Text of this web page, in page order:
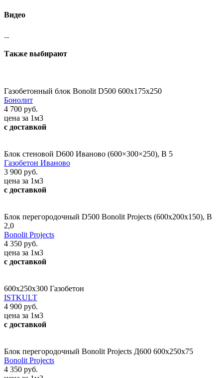
Видео
Также выбирают
Газобетонный блок Bonolit D500 600x175x250
Бонолит
4 700 руб.
цена за 1м3
с доставкой
Блок стеновой D600 Иваново (600×300×250), В 5
Газобетон Иваново
3 900 руб.
цена за 1м3
с доставкой
Блок перегородочный D500 Bonolit Projects (600х200х150), В
2,0
Bonolit Projects
4 350 руб.
цена за 1м3
с доставкой
600х250х300 Газобетон
ISTKULT
4 900 руб.
цена за 1м3
с доставкой
Блок перегородочный Bonolit Projects Д600 600х250х75
Bonolit Projects
4 350 руб.